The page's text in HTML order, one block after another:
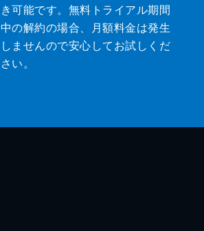
き可能です。無料トライアル期間
中の解約の場合、月額料金は発生
しませんので安心してお試しくだ
さい。